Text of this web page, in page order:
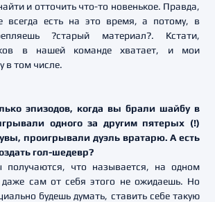
и отточить что-то новенькое. Правда,
всегда есть на это время, а потому, в
?старый материал?. Кстати,
в нашей команде хватает, и мои
в том числе.
эпизодов, когда вы брали шайбу в
одного за другим пятерых (!)
проигрывали дуэль вратарю. А есть
гол-шедевр?
что называется, на одном
сам от себя этого не ожидаешь. Но
будешь думать, ставить себе такую